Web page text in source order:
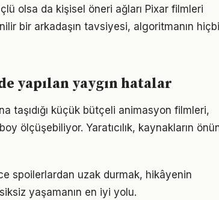
olsa da kişisel öneri ağları Pixar filmleri
bir arkadaşın tavsiyesi, algoritmanın
yapılan yaygın hatalar
taşıdığı küçük bütçeli animasyon filmleri,
ölçüşebiliyor. Yaratıcılık, kaynakların
spoilerlardan uzak durmak, hikâyenin
yaşamanın en iyi yolu.